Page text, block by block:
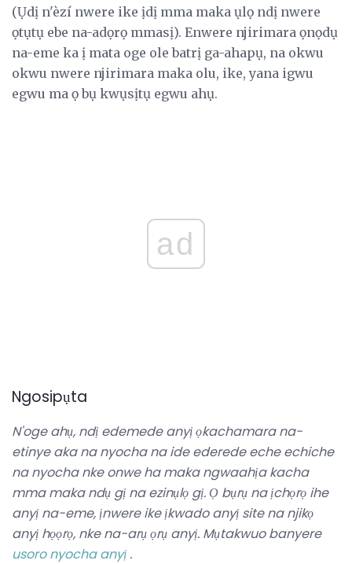
(Ụdị n'èzí nwere ike ịdị mma maka ụlọ ndị nwere
ọtụtụ ebe na-adọrọ mmasị). Enwere njirimara ọnọdụ
na-eme ka ị mata oge ole batrị ga-ahapụ, na okwu
okwu nwere njirimara maka olu, ike, yana igwu
egwu ma ọ bụ kwụsịtụ egwu ahụ.
ad
Ngosipụta
N'oge ahụ, ndị edemede anyị ọkachamara na-
etinye aka na nyocha na ide ederede eche echiche
na nyocha nke onwe ha maka ngwaahịa kacha
mma maka ndụ gị na ezinụlọ gị.Ọ bụrụ na ịchọrọ ihe
anyị na-eme, ịnwere ike ịkwado anyị site na njikọ
anyị họọrọ, nke na-arụ ọrụ anyị. Mụtakwuo banyere
usoro nyocha anyị .